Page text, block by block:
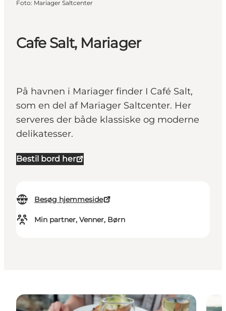
Cafe Salt, Mariager
På havnen i Mariager finder I Café Salt,
som en del af Mariager Saltcenter. Her
serveres der både klassiske og moderne
delikatesser.
Bestil bord her
Besøg hjemmeside
Min partner, Venner, Børn
Foto: Mariager Saltcenter